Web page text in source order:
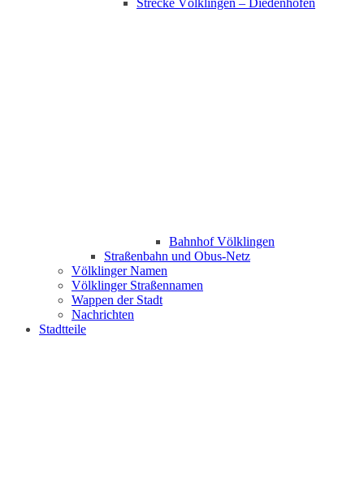
Strecke Völklingen – Diedenhofen
Bahnhof Völklingen
Straßenbahn und Obus-Netz
Völklinger Namen
Völklinger Straßennamen
Wappen der Stadt
Nachrichten
Stadtteile